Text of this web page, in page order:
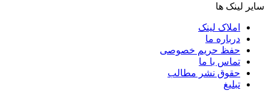
سایر لینک ها
املاک لینک
درباره ما
حفظ حریم خصوصی
تماس با ما
حقوق نشر مطالب
تبلیغ